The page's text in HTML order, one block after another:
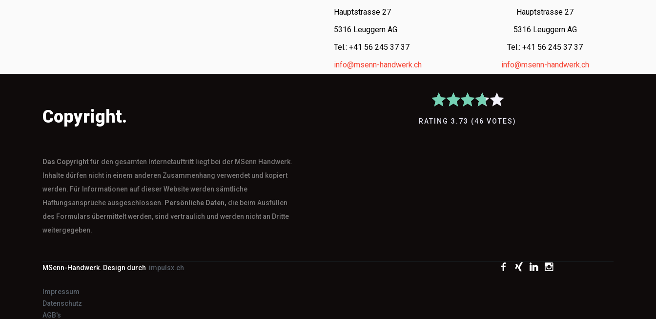
Hauptstrasse 27
5316 Leuggern AG
Tel.: +41 56 245 37 37
info@msenn-handwerk.ch
Hauptstrasse 27
5316 Leuggern AG
Tel.: +41 56 245 37 37
info@msenn-handwerk.ch
Copyright.
Das Copyrightfür den gesamten Internetauftritt liegt bei der MSenn Handwerk.
Inhalte dürfen nicht in einem anderen Zusammenhang verwendet und kopiert
werden. Für Informationen auf dieser Website werden sämtliche
Haftungsansprüche ausgeschlossen. Persönliche Daten, die beim Ausfüllen
des Formulars übermittelt werden, sind vertraulich und werden nicht an Dritte
weitergegeben.
RATING3.73 (46 VOTES)
MSenn-Handwerk. Design durch impulsx.ch
Impressum
Datenschutz
AGB's